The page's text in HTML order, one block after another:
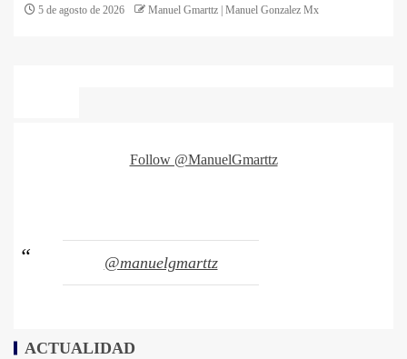
5 de agosto de 2026 Manuel Gmarttz | Manuel Gonzalez Mx
Follow @ManuelGmarttz
@manuelgmarttz
ACTUALIDAD